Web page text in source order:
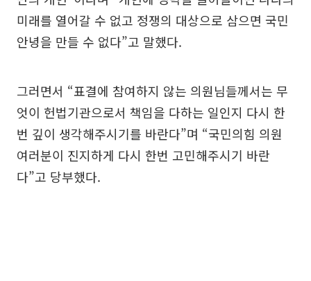
미래를 열어갈 수 없고 정쟁의 대상으로 삼으면 국민
안녕을 만들 수 없다”고 말했다.
그러면서 “표결에 참여하지 않는 의원님들께서는 무
엇이 헌법기관으로서 책임을 다하는 일인지 다시 한
번 깊이 생각해주시기를 바란다”며 “국민의힘 의원
여러분이 진지하게 다시 한번 고민해주시기 바란
다”고 당부했다.